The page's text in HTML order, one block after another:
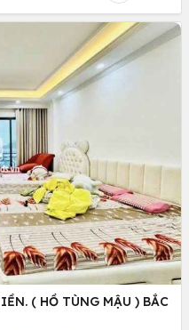
( HỒ TÙNG MẬU ) BẮC